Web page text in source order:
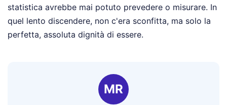
statistica avrebbe mai potuto prevedere o misurare. In
quel lento discendere, non c'era sconfitta, ma solo la
perfetta, assoluta dignità di essere.
MR